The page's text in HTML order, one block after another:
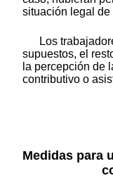
situación legal de
Los
supuestos, el
la percepción de
contributivo o
Medidas para